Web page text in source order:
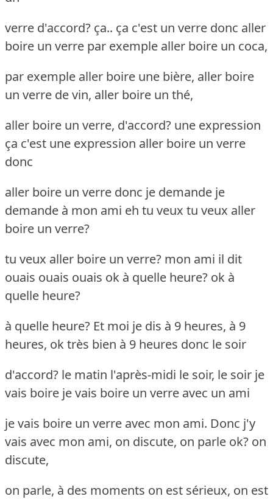
verre d'accord? ça.. ça c'est un verre donc aller
boire un verre par exemple aller boire un coca,
par exemple aller boire une bière, aller boire
un verre de vin, aller boire un thé,
aller boire un verre, d'accord? une expression
ça c'est une expression aller boire un verre
donc
aller boire un verre donc je demande je
demande à mon ami eh tu veux tu veux aller
boire un verre?
tu veux aller boire un verre? mon ami il dit
ouais ouais ouais ok à quelle heure? ok à
quelle heure?
à quelle heure? Et moi je dis à 9 heures, à 9
heures, ok très bien à 9 heures donc le soir
d'accord? le matin l'après-midi le soir, le soir je
vais boire je vais boire un verre avec un ami
je vais boire un verre avec mon ami. Donc j'y
vais avec mon ami, on discute, on parle ok? on
discute,
on parle, à des moments on est sérieux, on est